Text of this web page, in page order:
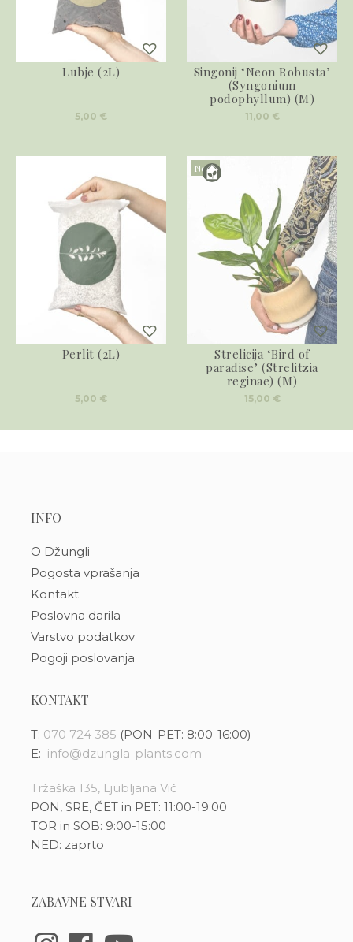
Lubje (2L)
5,00 €
Singonij ‘Neon Robusta’
(Syngonium
podophyllum) (M)
11,00 €
Perlit (2L)
5,00 €
Novo
Strelicija ‘Bird of
paradise’ (Strelitzia
reginae) (M)
15,00 €
INFO
O Džungli
Pogosta vprašanja
Kontakt
Poslovna darila
Varstvo podatkov
Pogoji poslovanja
KONTAKT
T: 070 724 385 (PON-PET: 8:00-16:00)
E: info@dzungla-plants.com
Tržaška 135, Ljubljana Vič
PON, SRE, ČET in PET: 11:00-19:00
TOR in SOB: 9:00-15:00
NED: zaprto
ZABAVNE STVARI